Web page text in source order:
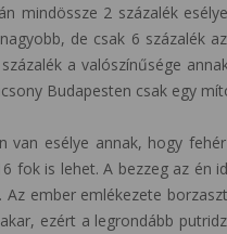
mindössze 2 százalék
de csak 6 százalék
a valószínűsége
Budapesten csak egy
van esélye annak, hogy
fok is lehet. A bezzeg az én
ember emlékezete
ezért a legrondább